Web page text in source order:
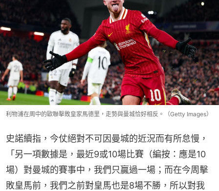
利物浦在周中的歐聯擊敗皇家馬德里，走勢與曼城恰好相反。（Getty Images）
史諾續指，今仗絕對不可因曼城的近況而有所怠慢，
「另一項數據是，最近9或10場比賽（編按：應是10
場）對曼城的賽事中，我們只贏過一場；而在今周擊
敗皇馬前，我們之前對皇馬也是8場不勝，所以對我